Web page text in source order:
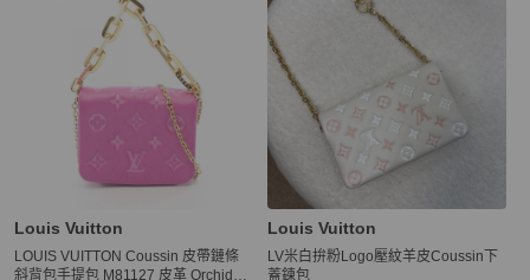
Louis Vuitton
LOUIS VUITTON Coussin 皮帶鏈條
斜背包手提包 M81127 皮革 Orchidee
Louis Vuitton
LV米白拚粉Logo壓紋羊皮Coussin下
蓋鍊包